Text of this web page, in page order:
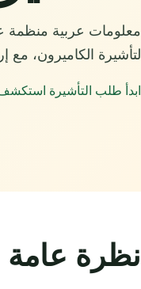
معلومات عربية منظمة
لتأشيرة الكاميرون، مع
ابدأ طلب التأشيرة استكشف
نظرة عامة